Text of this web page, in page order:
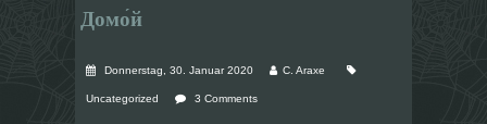
Домо́й
Donnerstag, 30. Januar 2020 C. Araxe
Uncategorized 3 Comments